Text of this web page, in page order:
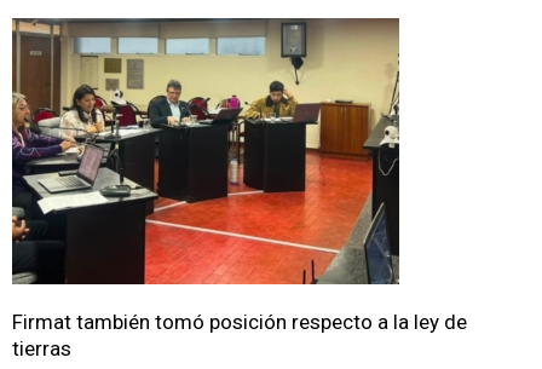
Firmat también tomó posición respecto a la ley de
tierras